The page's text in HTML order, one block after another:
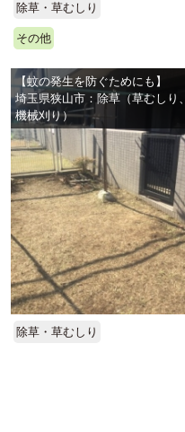
除草・草むしり
その他
【蚊の発生を防ぐためにも】
埼玉県狭山市：除草（草むしり、
機械刈り）
除草・草むしり